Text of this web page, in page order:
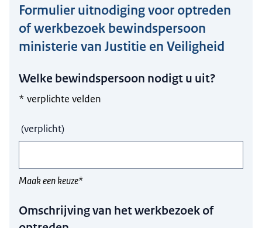
Formulier uitnodiging voor optreden
of werkbezoek bewindspersoon
ministerie van Justitie en Veiligheid
Welke bewindspersoon nodigt u uit?
* verplichte velden
(verplicht)
Maak een keuze*
Omschrijving van het werkbezoek of
Hier niets invullen a.u.b.